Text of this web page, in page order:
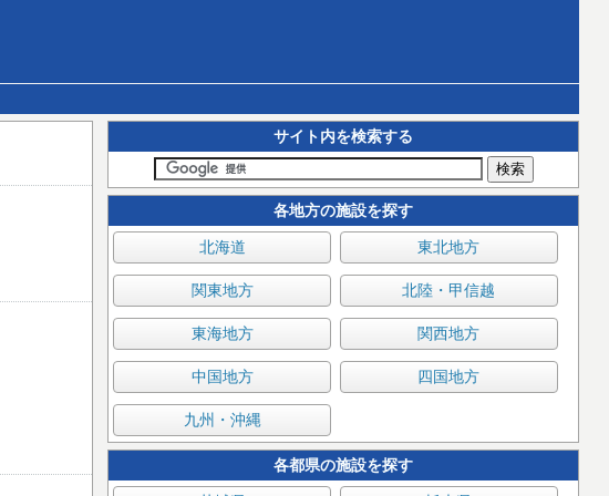
サイト内を検索する
各地方の施設を探す
北海道 東北地方
関東地方 北陸・甲信越
東海地方 関西地方
中国地方 四国地方
九州・沖縄
各都県の施設を探す